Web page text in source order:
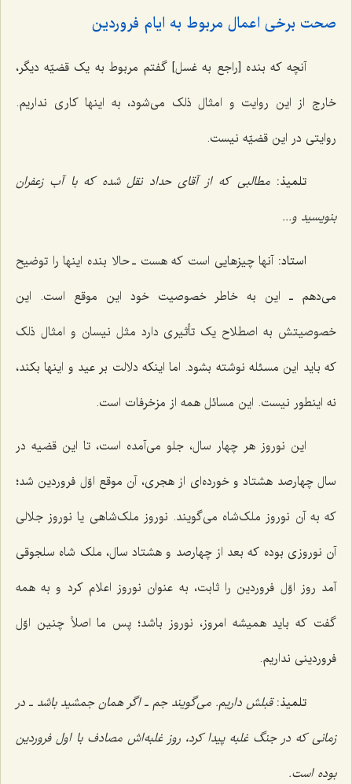
صحت برخی اعمال مربوط به ایام فروردین
آنچه که بنده [راجع به غسل] گفتم مربوط به یک قضیّه دیگر،
خارج از این روایت و امثال ذلک می‌شود، به اینها کاری نداریم.
روایتی در این قضیّه نیست.
تلمیذ: مطالبی که از آقای حداد نقل شده که با آب زعفران
بنویسید و...
استاد: آنها چیزهایی است که هست ـ حالا بنده اینها را توضیح
می‌دهم ـ این به خاطر خصوصیت خود این موقع است. این
خصوصیتش به اصطلاح یک تأثیری دارد مثل نیسان و امثال ذلک
که باید این مسئله نوشته بشود. اما اینکه دلالت بر عید و اینها بکند،
نه اینطور نیست. این مسائل همه از مزخرفات است.
این نوروز هر چهار سال، جلو می‌آمده است، تا این قضیه در
سال چهارصد هشتاد و خورده‌ای از هجری، آن موقع اوّل فروردین شد؛
که به آن نوروز ملک‌شاه می‌گویند. نوروز ملک‌شاهی یا نوروز جلالی
آن نوروزی بوده که بعد از چهارصد و هشتاد سال، ملک شاه سلجوقی
آمد روز اوّل فروردین را ثابت، به عنوان نوروز اعلام کرد و به همه
گفت که باید همیشه امروز، نوروز باشد؛ پس ما اصلاً چنین اوّل
فروردینی نداریم.
تلمیذ:قبلش داریم. می‌گویند جم ـ اگر همان جمشید باشد ـ در
زمانی که در جنگ غلبه پیدا کرد، روز غلبه‌اش مصادف با اول فروردین
بوده است.